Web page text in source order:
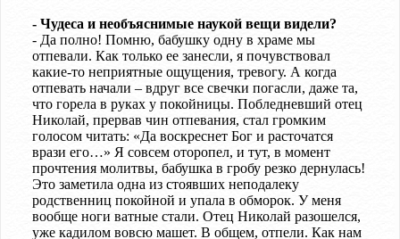
- Чудеса и необъяснимые наукой вещи видели?
- Да полно! Помню, бабушку одну в храме мы
отпевали. Как только ее занесли, я почувствовал
какие-то неприятные ощущения, тревогу. А когда
отпевать начали – вдруг все свечки погасли, даже та,
что горела в руках у покойницы. Побледневший отец
Николай, прервав чин отпевания, стал громким
голосом читать: «Да воскреснет Бог и расточатся
врази его…» Я совсем оторопел, и тут, в момент
прочтения молитвы, бабушка в гробу резко дернулась!
Это заметила одна из стоявших неподалеку
родственниц покойной и упала в обморок. У меня
вообще ноги ватные стали. Отец Николай разошелся,
уже кадилом вовсю машет. В общем, отпели. Как нам